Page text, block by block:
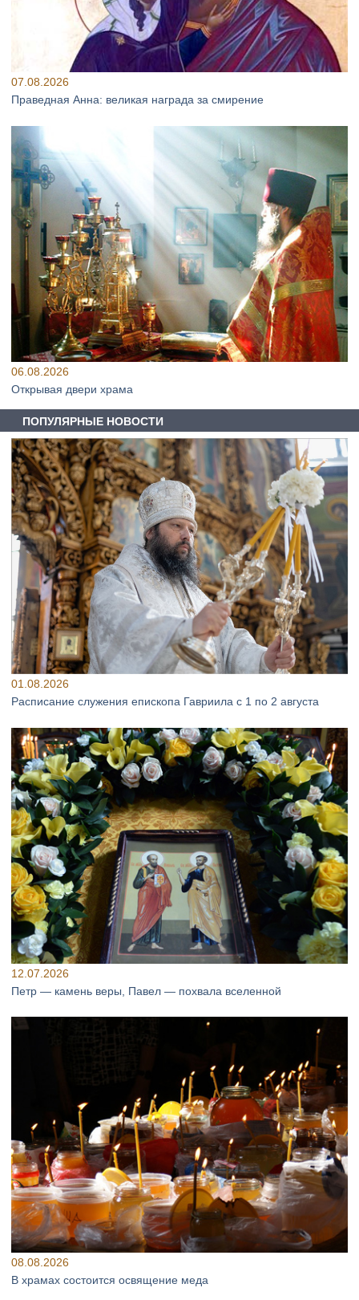
07.08.2026
Праведная Анна: великая награда за смирение
06.08.2026
Открывая двери храма
ПОПУЛЯРНЫЕ НОВОСТИ
01.08.2026
Расписание служения епископа Гавриила с 1 по 2 августа
12.07.2026
Петр — камень веры, Павел — похвала вселенной
08.08.2026
В храмах состоится освящение меда